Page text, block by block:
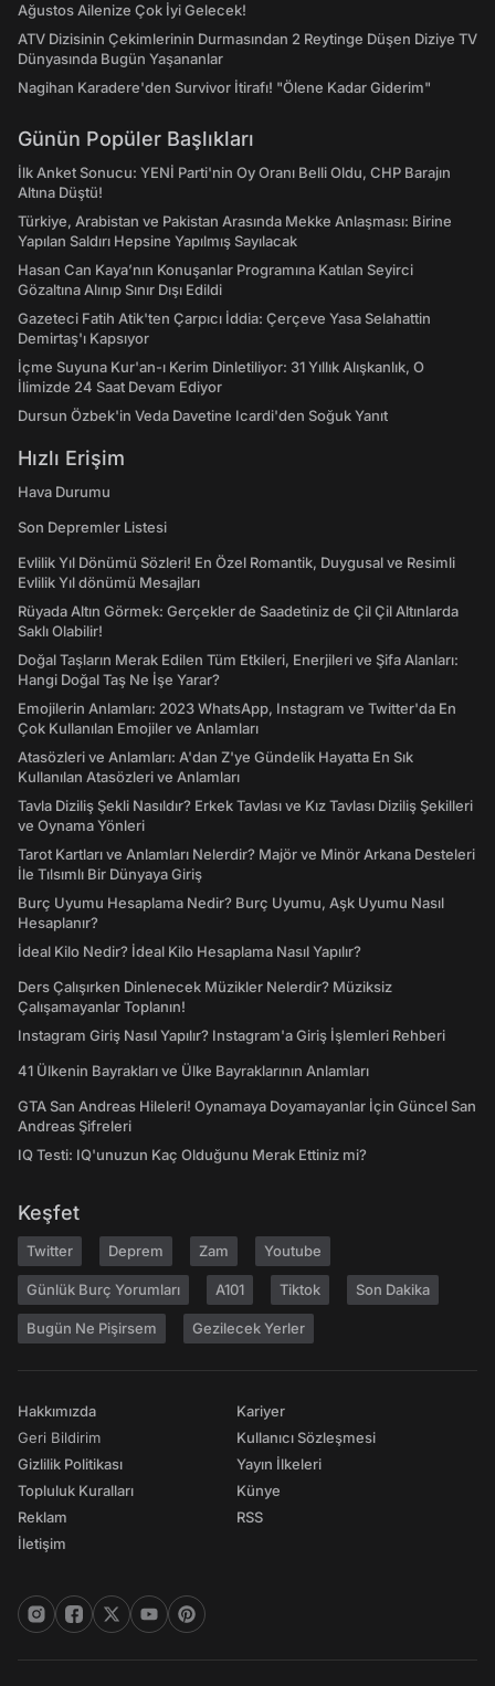
Ağustos Ailenize Çok İyi Gelecek!
ATV Dizisinin Çekimlerinin Durmasından 2 Reytinge Düşen Diziye TV
Dünyasında Bugün Yaşananlar
Nagihan Karadere'den Survivor İtirafı! "Ölene Kadar Giderim"
Günün Popüler Başlıkları
İlk Anket Sonucu: YENİ Parti'nin Oy Oranı Belli Oldu, CHP Barajın
Altına Düştü!
Türkiye, Arabistan ve Pakistan Arasında Mekke Anlaşması: Birine
Yapılan Saldırı Hepsine Yapılmış Sayılacak
Hasan Can Kaya’nın Konuşanlar Programına Katılan Seyirci
Gözaltına Alınıp Sınır Dışı Edildi
Gazeteci Fatih Atik'ten Çarpıcı İddia: Çerçeve Yasa Selahattin
Demirtaş'ı Kapsıyor
İçme Suyuna Kur'an-ı Kerim Dinletiliyor: 31 Yıllık Alışkanlık, O
İlimizde 24 Saat Devam Ediyor
Dursun Özbek'in Veda Davetine Icardi'den Soğuk Yanıt
Hızlı Erişim
Hava Durumu
Son Depremler Listesi
Evlilik Yıl Dönümü Sözleri! En Özel Romantik, Duygusal ve Resimli
Evlilik Yıl dönümü Mesajları
Rüyada Altın Görmek: Gerçekler de Saadetiniz de Çil Çil Altınlarda
Saklı Olabilir!
Doğal Taşların Merak Edilen Tüm Etkileri, Enerjileri ve Şifa Alanları:
Hangi Doğal Taş Ne İşe Yarar?
Emojilerin Anlamları: 2023 WhatsApp, Instagram ve Twitter'da En
Çok Kullanılan Emojiler ve Anlamları
Atasözleri ve Anlamları: A'dan Z'ye Gündelik Hayatta En Sık
Kullanılan Atasözleri ve Anlamları
Tavla Diziliş Şekli Nasıldır? Erkek Tavlası ve Kız Tavlası Diziliş Şekilleri
ve Oynama Yönleri
Tarot Kartları ve Anlamları Nelerdir? Majör ve Minör Arkana Desteleri
İle Tılsımlı Bir Dünyaya Giriş
Burç Uyumu Hesaplama Nedir? Burç Uyumu, Aşk Uyumu Nasıl
Hesaplanır?
İdeal Kilo Nedir? İdeal Kilo Hesaplama Nasıl Yapılır?
Ders Çalışırken Dinlenecek Müzikler Nelerdir? Müziksiz
Çalışamayanlar Toplanın!
Instagram Giriş Nasıl Yapılır? Instagram'a Giriş İşlemleri Rehberi
41 Ülkenin Bayrakları ve Ülke Bayraklarının Anlamları
GTA San Andreas Hileleri! Oynamaya Doyamayanlar İçin Güncel San
Andreas Şifreleri
IQ Testi: IQ'unuzun Kaç Olduğunu Merak Ettiniz mi?
Keşfet
Twitter Deprem Zam Youtube
Günlük Burç Yorumları A101 Tiktok Son Dakika
Bugün Ne Pişirsem Gezilecek Yerler
Hakkımızda
Geri Bildirim
Gizlilik Politikası
Topluluk Kuralları
Reklam
İletişim
Kariyer
Kullanıcı Sözleşmesi
Yayın İlkeleri
Künye
RSS